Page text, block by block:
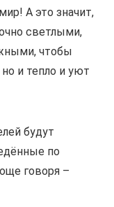
А это значит,
светлыми,
чтобы
и тепло и уют
будут
по
говоря –